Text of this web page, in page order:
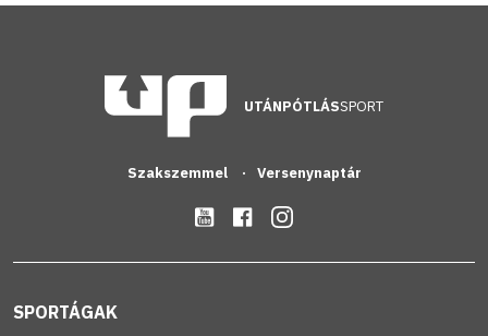
UTÁNPÓTLÁSSPORT
Szakszemmel Versenynaptár
SPORTÁGAK